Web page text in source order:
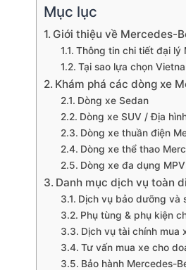
Mục lục
Giới thiệu về Mercedes-
Thông tin chi tiết đại lý
Tại sao lựa chọn
Khám phá các dòng xe
Dòng xe Sedan
Dòng xe SUV / Địa
Dòng xe thuần điện
Dòng xe thể thao
Dòng xe đa dụng MPV
Danh mục dịch vụ toàn
Dịch vụ bảo dưỡng và
Phụ tùng & phụ kiện
Dịch vụ tài chính mua
Tư vấn mua xe cho
Bảo hành Mercedes-